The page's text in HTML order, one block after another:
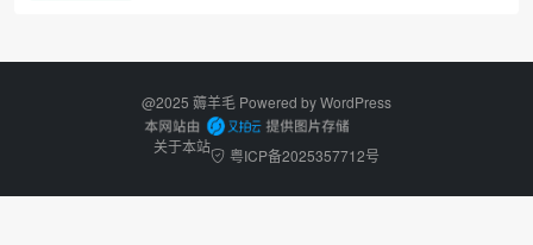
@2025 薅羊毛 Powered byWordPress
关于本站 粤ICP备2025357712号